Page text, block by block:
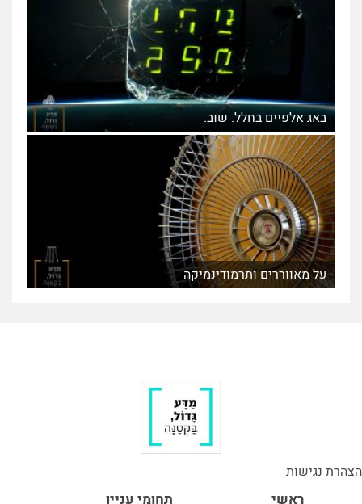
באג אלפיים בחלל. שוב.
על מאווררים ותרמודינמיקה
הצהרת נגישות
ראשי תחומי עניין